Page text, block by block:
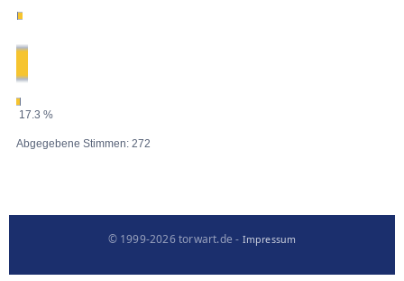
17.3 %
Abgegebene Stimmen: 272
© 1999-2026 torwart.de - Impressum